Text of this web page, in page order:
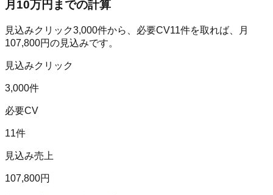
月10万円までの計算
見込みクリック3,000件から、必要CV11件を取れば、月
107,800円の見込みです。
見込みクリック
3,000件
必要CV
11件
見込み売上
107,800円